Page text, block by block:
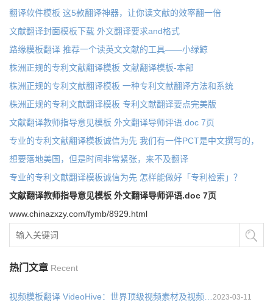
翻译软件模板 这5款翻译神器，让你读文献的效率翻一倍
文献翻译封面模板下载 外文翻译要求and格式
路缘模板翻译 推荐一个读英文文献的工具——小绿鲸
株洲正规的专利文献翻译模板 文献翻译模板-本部
株洲正规的专利文献翻译模板 一种专利文献翻译方法和系统
株洲正规的专利文献翻译模板 专利文献翻译要点完美版
文献翻译教师指导意见模板 外文翻译导师评语.doc 7页
专业的专利文献翻译模板诚信为先 我们有一件PCT是中文撰写的，
想要落地美国，但是时间非常紧张，来不及翻译
专业的专利文献翻译模板诚信为先 怎样能做好「专利检索」？
文献翻译教师指导意见模板 外文翻译导师评语.doc 7页
www.chinazxzy.com/fymb/8929.html
热门文章 Recent
2023-03-11